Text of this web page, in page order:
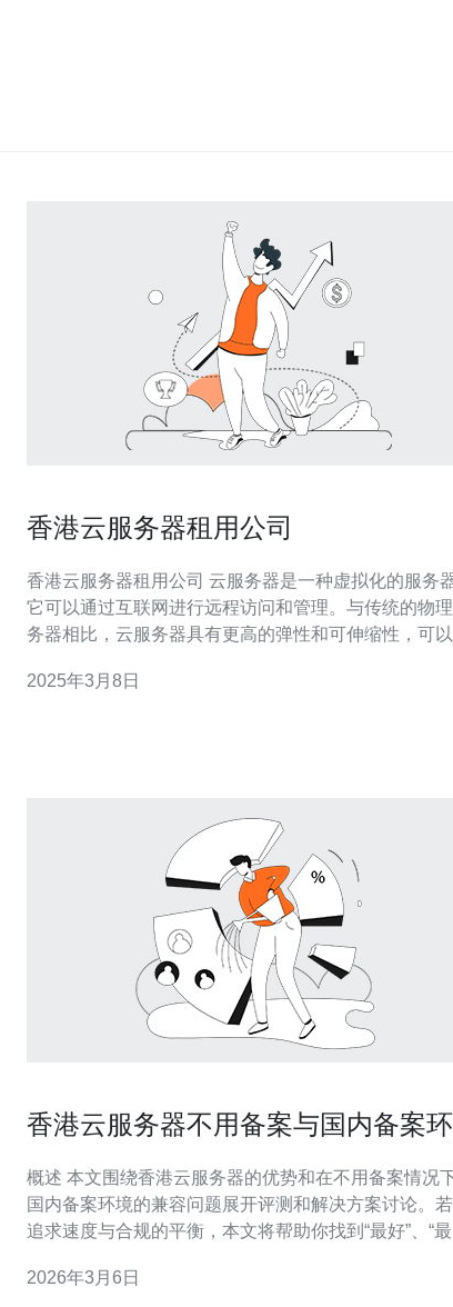
香港云服务器租用公司
香港云服务器租用公司 云服务器是一种虚拟化的服务器，
它可以通过互联网进行远程访问和管理。与传统的物
务器相比，云服务器具有更高的弹性和可伸缩性，可
云服务器租赁服务的公司。 香港作为国际金融和商业中
2025年3月8日
香港云服务器不用备案与国内备案
概述 本文围绕香港云服务器的优势和在不用备案情况
国内备案环境的兼容问题展开评测和解决方案讨论。
追求速度与合规的平衡，本文将帮助你找到“最好”、“最
部署便捷性方面常被视为“最便宜”的跨境选项，配合国
2026年3月6日